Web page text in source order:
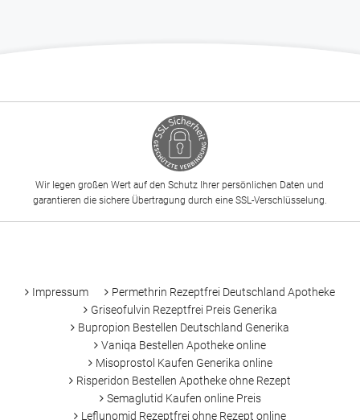
Wir legen großen Wert auf den Schutz Ihrer persönlichen Daten und
garantieren die sichere Übertragung durch eine SSL-Verschlüsselung.
Impressum
Permethrin Rezeptfrei Deutschland Apotheke
Griseofulvin Rezeptfrei Preis Generika
Bupropion Bestellen Deutschland Generika
Vaniqa Bestellen Apotheke online
Misoprostol Kaufen Generika online
Risperidon Bestellen Apotheke ohne Rezept
Semaglutid Kaufen online Preis
Leflunomid Rezeptfrei ohne Rezept online